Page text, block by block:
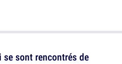
sont rencontrés de